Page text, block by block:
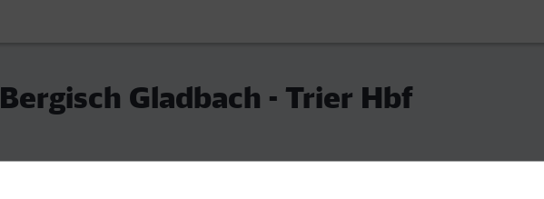
Bergisch Gladbach - Trier Hbf